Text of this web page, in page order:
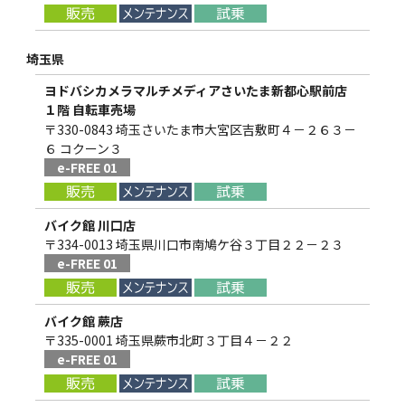
埼玉県
ヨドバシカメラマルチメディアさいたま新都心駅前店
１階 自転車売場
〒330-0843 埼玉さいたま市大宮区吉敷町４－２６３－
６ コクーン３
e-FREE 01
バイク館 川口店
〒334-0013 埼玉県川口市南鳩ケ谷３丁目２２－２３
e-FREE 01
バイク館 蕨店
〒335-0001 埼玉県蕨市北町３丁目４－２２
e-FREE 01